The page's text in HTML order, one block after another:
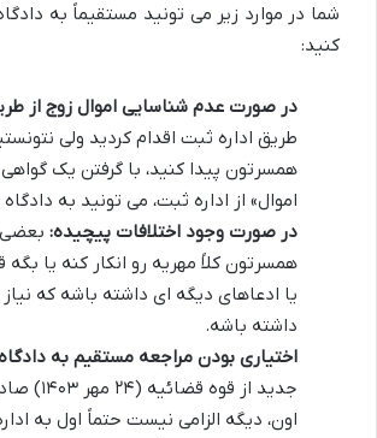
شما در موارد زیر می تونید مستقیماً به
کنید:
در صورت عدم شناسایی اموال زوج از
طریق اداره ثبت اقدام کردید ولی
همسرتون پیدا کنید، با گرفتن یک
اموال» از اداره ثبت، می تونید به
در صورت وجود اختلافات پیچیده:
همسرتون کلاً مهریه رو انکار کنه یا بگه
یا ادعاهای دیگه ای داشته باشه که
داشته باشه.
اختیاری بودن مراجعه مستقیم به
جدید از
اون، دیگه الزامی نیست حتماً اول به